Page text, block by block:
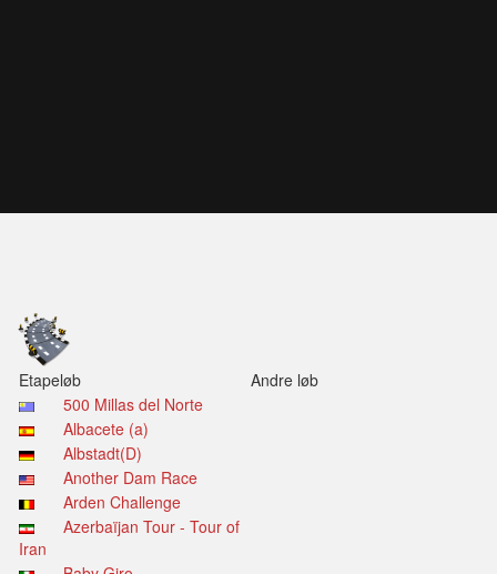
Etapeløb
500 Millas del Norte
Albacete (a)
Albstadt(D)
Another Dam Race
Arden Challenge
Azerbaïjan Tour - Tour of
Iran
Andre løb